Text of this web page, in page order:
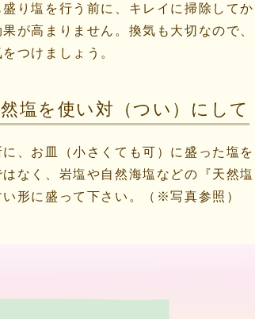
り塩を行う前に、キレイに掃除して
が高まりません。換気も大切なので
つけましょう。
塩を使い対（つい）にして
、お皿（小さくても可）に盛った塩
なく、岩塩や自然海塩などの『天然
形に盛って下さい。（※写真参照）